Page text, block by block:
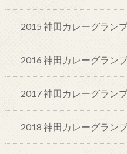
2015 神田カレーグラン
2016 神田カレーグラン
2017 神田カレーグラン
2018 神田カレーグラン